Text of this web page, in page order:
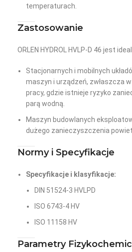
temperaturach.
Zastosowanie
ORLEN HYDROL HVLP-D 46 jest
Stacjonarnych i mobilnych
maszyn i urządzeń, zwłaszcza
pracy, gdzie istnieje ryzyko
parą wodną.
Maszyn budowlanych
dużego zanieczyszczenia
Normy i Specyfikacje
Specyfikacje i klasyfikacje:
DIN 51524-3 HVLPD
ISO 6743-4 HV
ISO 11158 HV
Parametry